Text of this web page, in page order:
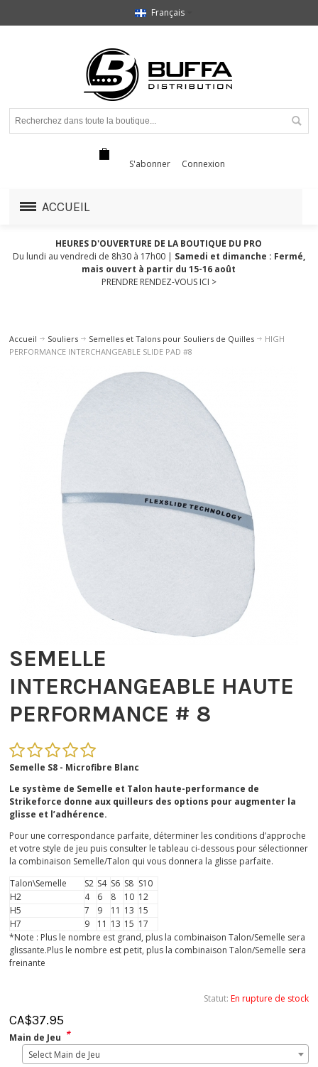
Français
S'abonner Connexion
ACCUEIL
HEURES D'OUVERTURE DE LA BOUTIQUE DU PRO
Du lundi au vendredi de 8h30 à 17h00 | Samedi et dimanche : Fermé,
mais ouvert à partir du 15-16 août
PRENDRE RENDEZ-VOUS ICI >
Accueil Souliers Semelles et Talons pour Souliers de Quilles
HIGH
PERFORMANCE INTERCHANGEABLE SLIDE PAD #8
SEMELLE
INTERCHANGEABLE HAUTE
PERFORMANCE # 8
Semelle S8 - Microfibre Blanc
Le système de Semelle et Talon haute-performance de
Strikeforce donne aux quilleurs des options pour augmenter la
glisse et l’adhérence.
Pour une correspondance parfaite, déterminer les conditions d’approche
et votre style de jeu puis consulter le tableau ci-dessous pour sélectionner
la combinaison Semelle/Talon qui vous donnera la glisse parfaite.
Talon\Semelle
S2 S4 S6 S8 S10
H2
4 6 8 10 12
H5
7 9 11 13 15
H7
9 11 13 15 17
*Note : Plus le nombre est grand, plus la combinaison Talon/Semelle sera
glissante.Plus le nombre est petit, plus la combinaison Talon/Semelle sera
freinante
Statut: En rupture de stock
CA$37.95
Main de Jeu *
Select Main de Jeu